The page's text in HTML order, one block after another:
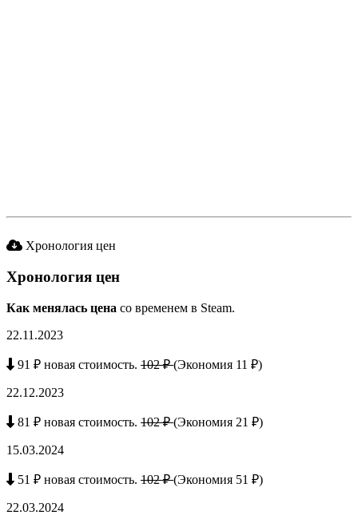
Хронология цен
Хронология цен
Как менялась цена со временем в Steam.
22.11.2023
91 ₽ новая стоимость. 102 ₽(Экономия 11 ₽)
22.12.2023
81 ₽ новая стоимость. 102 ₽(Экономия 21 ₽)
15.03.2024
51 ₽ новая стоимость. 102 ₽(Экономия 51 ₽)
22.03.2024